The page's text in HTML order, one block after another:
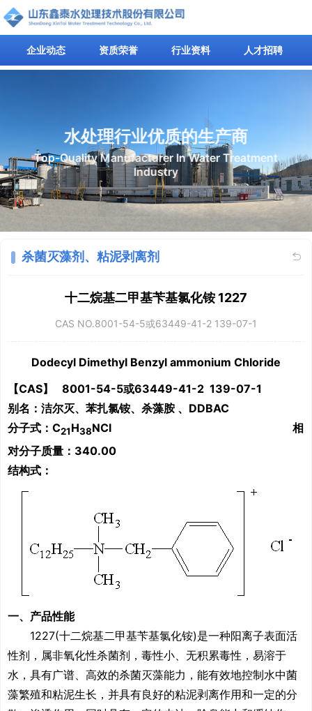
企业动态 资质荣誉 行业资料 人才招聘
水处理行业优质的生产商
Top-Quality Manufacturer In Water Treatment
Industry
杀菌灭藻剂、粘泥剥离剂 
十二烷基二甲基苄基氯化铵 1227
CAS NO.8001-54-5或63449-41-2 139-07-1
Dodecyl Dimethyl Benzyl ammonium Chloride
【CAS】 8001-54-5或63449-41-2 139-07-1
别名： 洁尔灭、 苯扎氯铵、 杀藻胺 、DDBAC
分子式： C21H38NCl 相
对分子质量： 340.00
结构式：
一、产品性能
1227(十二烷基二甲基苄基氯化铵)是一种阳离子表面活
性剂 ，属非氧化性杀菌剂，毒性小、无积累毒性，易溶于
水，具有广谱、高效的杀菌灭藻能力，能有效地控制水中菌
藻繁殖和粘泥生长，并具有良好的粘泥剥离作用和一定的分